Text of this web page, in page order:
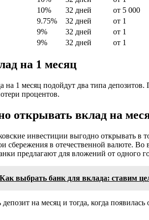
10% 32 дней
от 5 000
9.75% 32 дней
от 1
9% 32 дней
от 1
9% 32 дней от 1
на 1 месяц
на 1 месяц подойдут два типа
процентов.
открывать вклад на
инвестиции выгодно открывать в
сбережения в отечественной валюте.
предлагают для вложений от одного
Как выбрать банк для вклада: ставим
на месяц и тогда, когда